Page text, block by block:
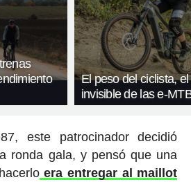
El peso del ciclista,
invisible de las e-
este patrocinador decidió
ronda gala, y pensó que una
era entregar al maillot